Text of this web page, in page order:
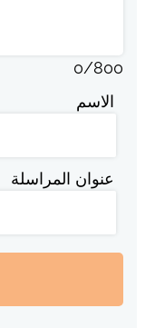
0/800
الاسم
عنوان المراسلة